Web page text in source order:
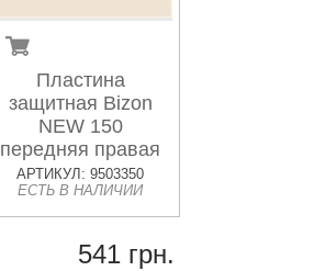
Пластина
защитная Bizon
NEW 150
передняя правая
АРТИКУЛ: 9503350
ЕСТЬ В НАЛИЧИИ
541 грн.